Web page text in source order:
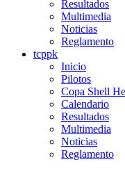
Resultados
Multimedia
Noticias
Reglamento
tcppk
Inicio
Pilotos
Copa Shell
Calendario
Resultados
Multimedia
Noticias
Reglamento